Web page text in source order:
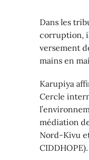
Dans les
corruption,
versement
mains en
Karupiya
Cercle
médiation
Nord-Kivu
CIDDHOPE).